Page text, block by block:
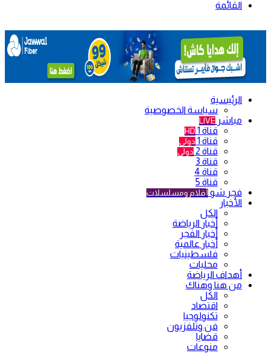
القائمة
الرئيسية
سياسة الخصوصية
مباشر LIVE
قناة 1 HD
قناة 1 دولي
قناة 2 دولي
قناة 3
قناة 4
قناة 5
فجر شو أفلام ومسلسلات
الأخبار
الكل
أخبار الرياضة
أخبار الفجر
أخبار عالمية
فلسطينيات
محليات
أهداف الرياضة
من هنا وهناك
الكل
اقتصاد
تكنولوجيا
فن وتلفزيون
قضايا
منوعات